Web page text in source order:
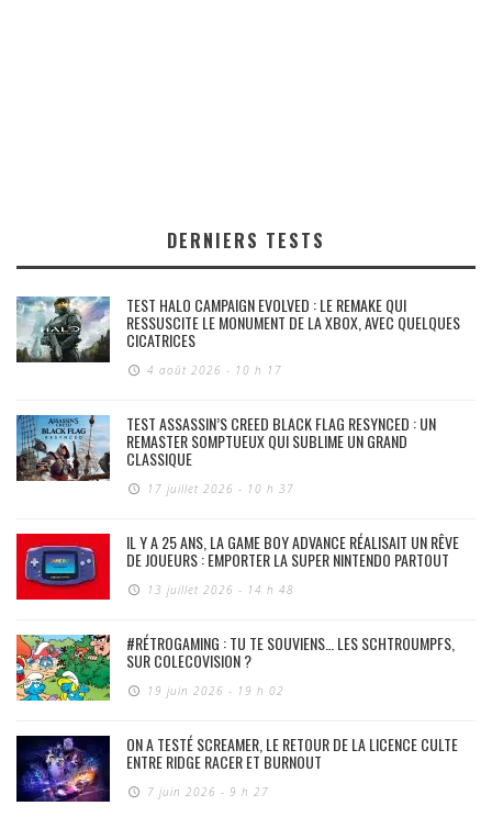
DERNIERS TESTS
TEST HALO CAMPAIGN EVOLVED : LE REMAKE QUI
RESSUSCITE LE MONUMENT DE LA XBOX, AVEC QUELQUES
CICATRICES
4 août 2026 - 10 h 17
TEST ASSASSIN’S CREED BLACK FLAG RESYNCED : UN
REMASTER SOMPTUEUX QUI SUBLIME UN GRAND
CLASSIQUE
17 juillet 2026 - 10 h 37
IL Y A 25 ANS, LA GAME BOY ADVANCE RÉALISAIT UN RÊVE
DE JOUEURS : EMPORTER LA SUPER NINTENDO PARTOUT
13 juillet 2026 - 14 h 48
#RÉTROGAMING : TU TE SOUVIENS… LES SCHTROUMPFS,
SUR COLECOVISION ?
19 juin 2026 - 19 h 02
ON A TESTÉ SCREAMER, LE RETOUR DE LA LICENCE CULTE
ENTRE RIDGE RACER ET BURNOUT
7 juin 2026 - 9 h 27